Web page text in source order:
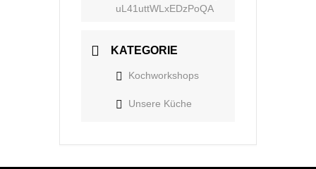
uL41uttWLxEDzPoQA
KATEGORIE
Kochworkshops
Unsere Küche